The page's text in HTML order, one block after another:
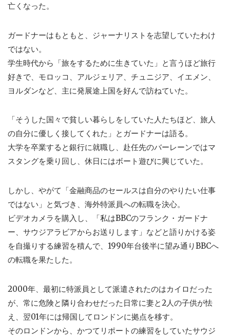
亡くなった。
ガードナーはもともと、ジャーナリストを志望していたわけ
ではない。
学生時代から「旅をするために生きていた」と言うほど旅行
好きで、モロッコ、アルジェリア、チュニジア、イエメン、
ヨルダンなど、主に発展途上国を好んで訪ねていた。
「そうした国々で貧しい暮らしをしていた人たちほど、旅人
の自分に優しく接してくれた」とガードナーは語る。
大学を卒業すると銀行に就職し、赴任先のバーレーンではマ
スタングを乗り回し、休日にはボート遊びに興じていた。
しかし、やがて「金融商品のセールスは自分のやりたい仕事
ではない」と気づき、海外特派員への転職を決心。
ビデオカメラを購入し、「私はBBCのフランク・ガードナ
ー、サウジアラビアからお送りします」などと語りかける姿
を自撮りする練習を積んで、1990年台後半に望み通りBBCへ
の転職を果たした。
2000年、最初に特派員として派遣されたのはカイロだった
が、常に危険と隣り合わせだった日常に妻と2人の子供が怯
え、翌01年には帰国してロンドンに拠点を移す。
そのロンドンから、かつてリポートの練習をしていたサウジ